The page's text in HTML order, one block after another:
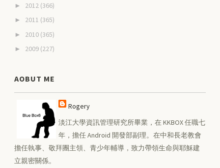
► 2012 (366)
► 2011 (365)
► 2010 (365)
► 2009 (227)
AOBUT ME
Rogery
淡江大學資訊管理研究所畢業，在 KKBOX 任職七
年，擔任 Android 開發部副理。在中和長老教會
擔任執事、敬拜團主領、青少年輔導，致力帶領生命與耶穌建
立親密關係。